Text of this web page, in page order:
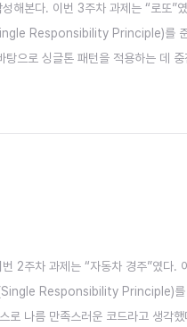
해본다. 이번 3주차 과제는 “로또
Responsibility Principle)를 준
으로 싱글톤 패턴을 적용하는 데
2주차 과제는 “자동차 경주”였
Responsibility Principle)를
로 나름 만족스러운 코드라고 생